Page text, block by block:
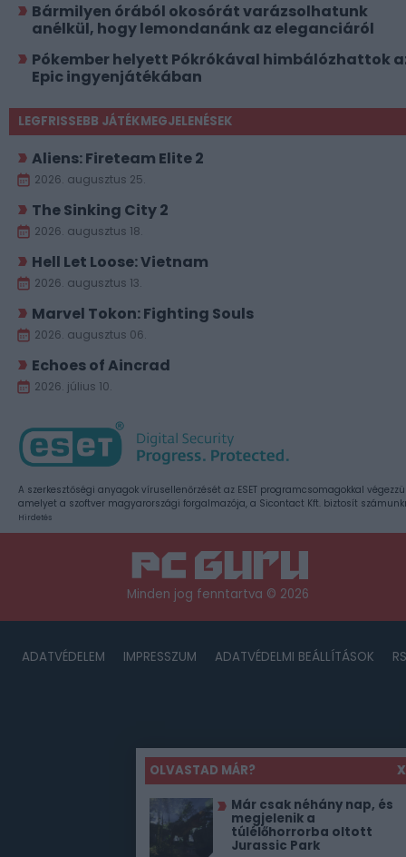
OLVASTAD MÁR?
X
Már csak néhány nap, és
megjelenik a
túlélőhorrorba oltott
Jurassic Park
Bármilyen órából okosórát varázsolhatunk
anélkül, hogy lemondanánk az eleganciáról
Pókember helyett Pókrókával himbálózhattok
Epic ingyenjátékában
LEGFRISSEBB JÁTÉKMEGJELENÉSEK
Aliens: Fireteam Elite 2
2026. augusztus 25.
The Sinking City 2
2026. augusztus 18.
Hell Let Loose: Vietnam
2026. augusztus 13.
Marvel Tokon: Fighting Souls
2026. augusztus 06.
Echoes of Aincrad
2026. július 10.
A szerkesztőségi anyagok vírusellenőrzését az ESET programcsomagokkal
amelyet a szoftver magyarországi forgalmazója, a Sicontact Kft. biztosít
Hirdetés
Minden jog fenntartva © 2026
ADATVÉDELEM IMPRESSZUM ADATVÉDELMI BEÁLLÍTÁSOK